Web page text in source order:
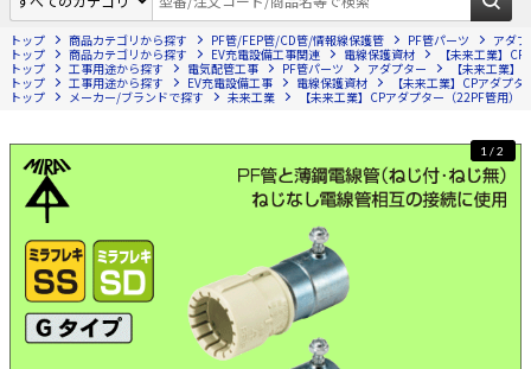
アンテナ・取付金具・ブースター／CATV
部材類
配線補助具（モール・結束バンド・テー
プ類 他）
HDMIケーブル・周辺機器／RCAケーブル
光ファイバー・融着接続機関連
LANケーブル・コネクタ・関連資材/機器
光工事・FTTH工事
エアコン・換気扇工事
EV充電設備工事
照明設置工事
トップ 商品カテゴリから探す PF管/FEP管/CD管/情報線保護管 PF管パーツ
アダ
トップ
商品カテゴリから探す EV充電設備工事関連 電線保護資材
【未来工業】
トップ
工事用途から探す 電気配管工事 PF管パーツ アダプター
【未来工業
トップ
工事用途から探す EV充電設備工事 電線保護資材
【未来工業】CPアダプ
トップ
メーカー/ブランドで探す 未来工業 【未来工業】CPアダプター（22PF管用）
1/2